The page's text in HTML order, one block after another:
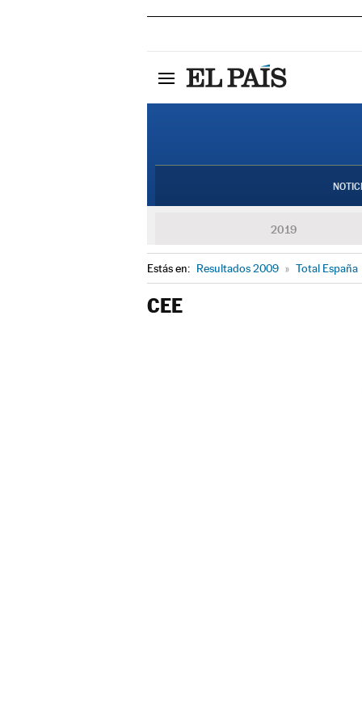
2019
Estás en: Resultados 2009 » Total España
CEE